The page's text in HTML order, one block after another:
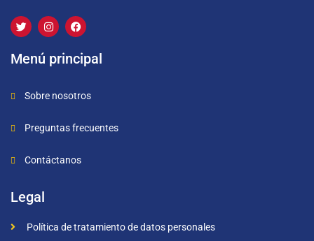
Menú principal
Sobre nosotros
Preguntas frecuentes
Contáctanos
Legal
Política de tratamiento de datos personales